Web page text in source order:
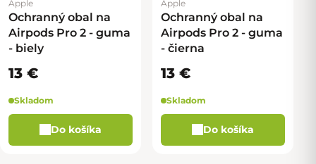
Apple
Ochranný obal na
Airpods Pro 2 - guma
- biely
13 €
Skladom
Do košíka
Apple
Ochranný obal na
Airpods Pro 2 - guma
- čierna
13 €
Skladom
Do košíka